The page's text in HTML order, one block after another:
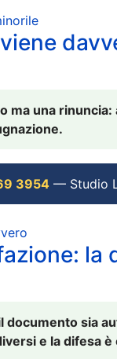
una rinuncia:
3954 — Studio
la
documento sia
e la difesa è